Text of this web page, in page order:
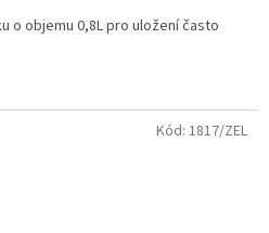
o objemu 0,8L pro uložení často
Kód: 1817/ZEL